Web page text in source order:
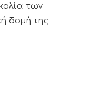
των
δομή της